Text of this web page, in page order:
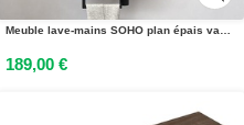
Meuble lave-mains SOHO plan épais vasque blanche + miroir
189,00 €